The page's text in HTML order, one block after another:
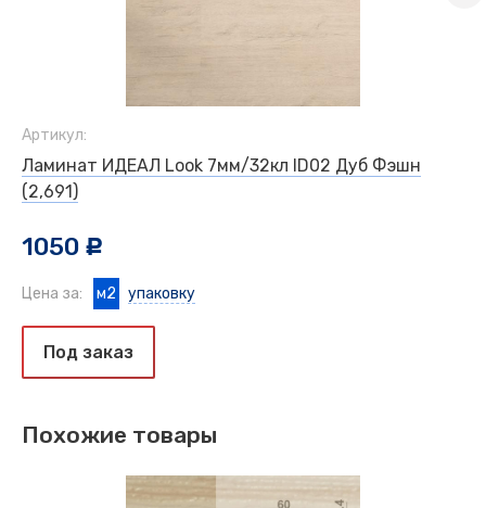
Артикул:
Ламинат ИДЕАЛ Look 7мм/32кл ID02 Дуб Фэшн
(2,691)
1050 c
Цена за: м2 упаковку
Под заказ
Похожие товары